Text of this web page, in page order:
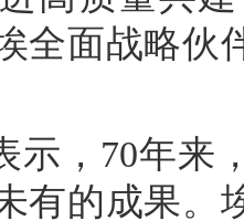
全面战略伙
示，70年来
有的成果。